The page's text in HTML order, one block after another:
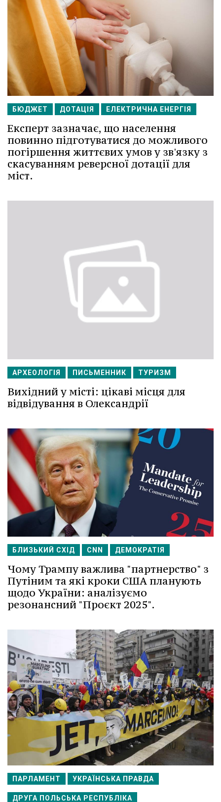
БЮДЖЕТ ДОТАЦІЯ ЕЛЕКТРИЧНА ЕНЕРГІЯ
Експерт зазначає, що населення
повинно підготуватися до можливого
погіршення життєвих умов у зв'язку з
скасуванням реверсної дотації для
міст.
АРХЕОЛОГІЯ ПИСЬМЕННИК ТУРИЗМ
Вихідний у місті: цікаві місця для
відвідування в Олександрії
БЛИЗЬКИЙ СХІД CNN ДЕМОКРАТІЯ
Чому Трампу важлива "партнерство" з
Путіним та які кроки США планують
щодо України: аналізуємо
резонансний "Проєкт 2025".
ПАРЛАМЕНТ УКРАЇНСЬКА ПРАВДА
ДРУГА ПОЛЬСЬКА РЕСПУБЛІКА